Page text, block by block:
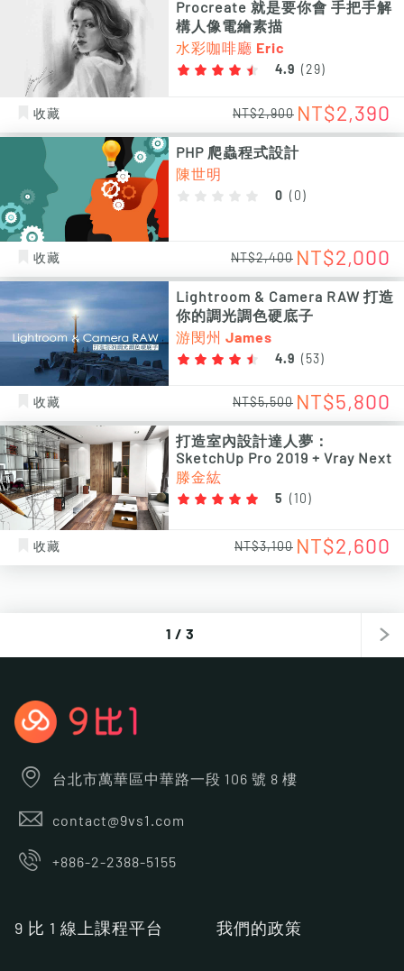
Procreate 就是要你會 手把手解
構人像電繪素描
水彩咖啡廳 Eric
4.9 ( 29 )
收藏 NT$2,900 NT$2,390
PHP 爬蟲程式設計
陳世明
0 ( 0 )
收藏 NT$2,400 NT$2,000
Lightroom & Camera RAW 打造
你的調光調色硬底子
游閔州 James
4.9 ( 53 )
收藏 NT$5,500 NT$5,800
打造室內設計達人夢：
SketchUp Pro 2019 + Vray Next
滕金紘
5 ( 10 )
收藏 NT$3,100 NT$2,600
1 /3
台北市萬華區中華路一段 106 號 8 樓
contact@9vs1.com
+886-2-2388-5155
9 比 1 線上課程平台 我們的政策